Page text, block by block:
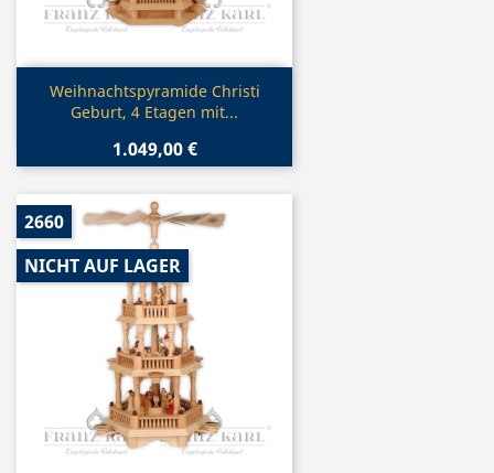
Vorschau
Weihnachtspyramide Christi
Geburt, 4 Etagen mit...
1.049,00 €
2660
NICHT AUF LAGER